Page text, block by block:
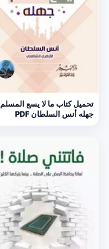
تحميل كتاب ما لا يسع المسلم
جهله أنس السلطان PDF